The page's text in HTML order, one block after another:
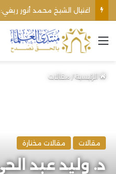
القائمة
الرئيسية/مقالات
مقالات مقالات مختارة
د. وليد عبد